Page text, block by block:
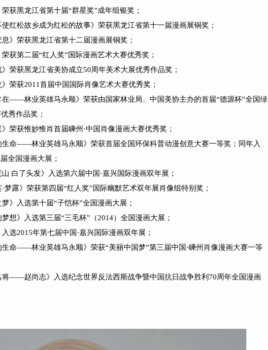
获黑龙江省第十届“群星奖”成年组银奖；
红松故乡成为红松的故事》荣获黑龙江省第十一届漫画展铜奖；
》荣获黑龙江省第十二届漫画展铜奖；
获第二届“红人奖”国际漫画艺术大赛优秀奖；
荣获黑龙江省美协成立50周年美术大展优秀作品奖；
荣获2011首届中国国际肖像艺术大赛优秀奖；
在——林业英雄马永顺》荣获由国家林业局、中国美协主办的首届“德源杯”全国绿
秀作品奖；
荣获惟妙惟肖首届嵊州·中国肖像漫画大赛优秀奖；
生命——林业英雄马永顺》荣获首届全国环保科普动漫创意大赛一等奖；同年入
全国漫画大展；
白了头发》入选第六届中国·嘉兴国际漫画双年展；
梦露》荣获第四届“红人奖”国际幽默艺术双年展肖像组特别奖；
》入选第十届“子恺杯”全国漫画大展；
想》入选第三届“三毛杯”（2014）全国漫画大展；
选2015年第七届中国·嘉兴国际漫画双年展；
生命——林业英雄马永顺》荣获“美丽中国梦”第三届中国·嵊州肖像漫画大赛一等
将——赵尚志》入选纪念世界反法西斯战争暨中国抗日战争胜利70周年全国漫画